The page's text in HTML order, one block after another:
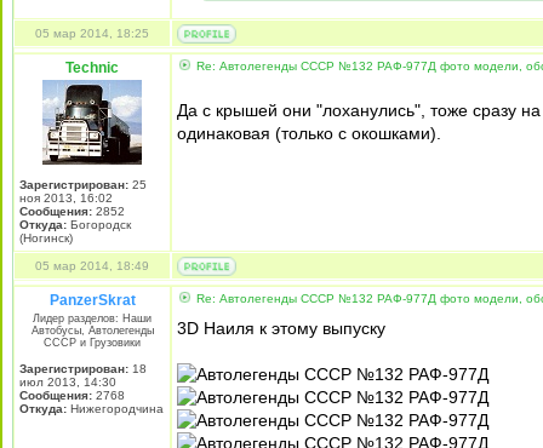
05 мар 2014, 18:25
Technic
Зарегистрирован: 25
ноя 2013, 16:02
Сообщения: 2852
Откуда: Богородск
(Ногинск)
Re: Автолегенды СССР №132 РАФ-977Д фото модели,
Да с крышей они "лоханулись", тоже сразу
одинаковая (только с окошками).
05 мар 2014, 18:49
PanzerSkrat
Лидер разделов: Наши
Автобусы, Автолегенды
СССР и Грузовики
Зарегистрирован: 18
июл 2013, 14:30
Сообщения: 2768
Откуда: Нижегородчина
Re: Автолегенды СССР №132 РАФ-977Д фото модели,
3D Наиля к этому выпуску